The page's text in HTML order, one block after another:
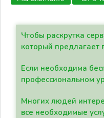
Чтобы раскрутка
который предлагает
Если необходима
профессиональном
Многих людей
все необходимые